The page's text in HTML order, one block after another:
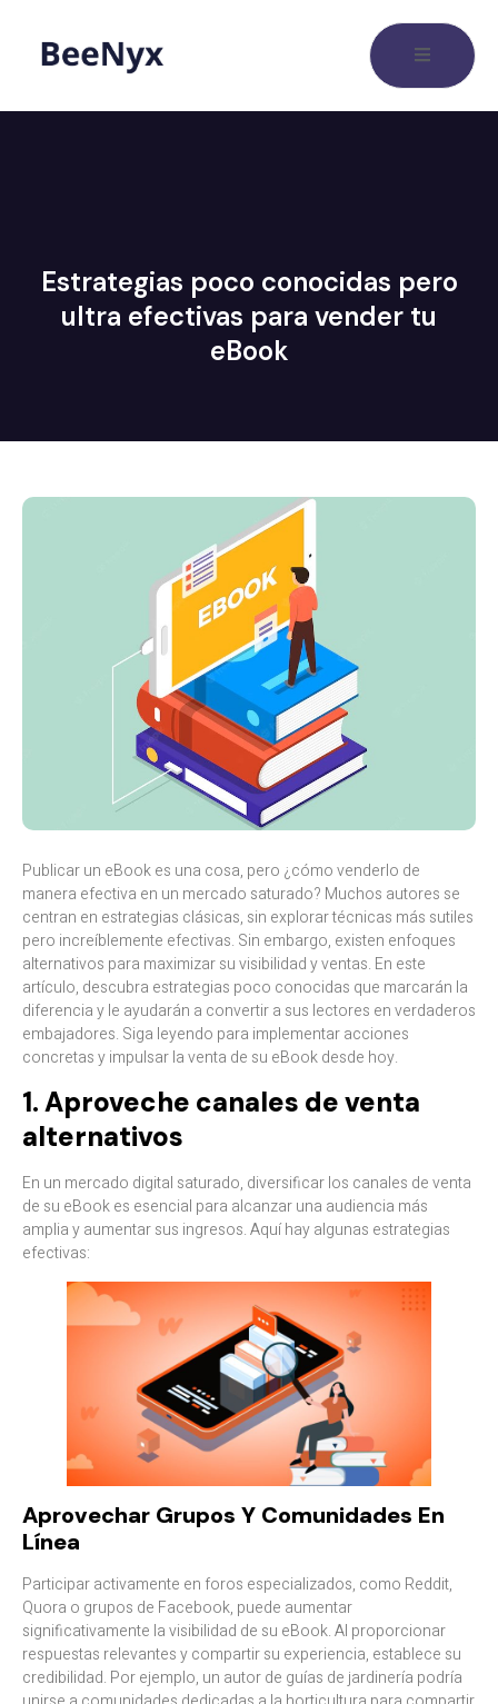
Estrategias poco conocidas pero
ultra efectivas para vender tu
eBook
Publicar un eBook es una cosa, pero ¿cómo venderlo de
manera efectiva en un mercado saturado? Muchos autores se
centran en estrategias clásicas, sin explorar técnicas más sutiles
pero increíblemente efectivas. Sin embargo, existen enfoques
alternativos para maximizar su visibilidad y ventas. En este
artículo, descubra estrategias poco conocidas que marcarán la
diferencia y le ayudarán a convertir a sus lectores en verdaderos
embajadores. Siga leyendo para implementar acciones
concretas y impulsar la venta de su eBook desde hoy.
1. Aproveche canales de venta
alternativos
En un mercado digital saturado, diversificar los canales de venta
de su eBook es esencial para alcanzar una audiencia más
amplia y aumentar sus ingresos. Aquí hay algunas estrategias
efectivas:​
Aprovechar Grupos Y Comunidades En
Línea
Participar activamente en foros especializados, como Reddit,
Quora o grupos de Facebook, puede aumentar
significativamente la visibilidad de su eBook. Al proporcionar
respuestas relevantes y compartir su experiencia, establece su
credibilidad. Por ejemplo, un autor de guías de jardinería podría